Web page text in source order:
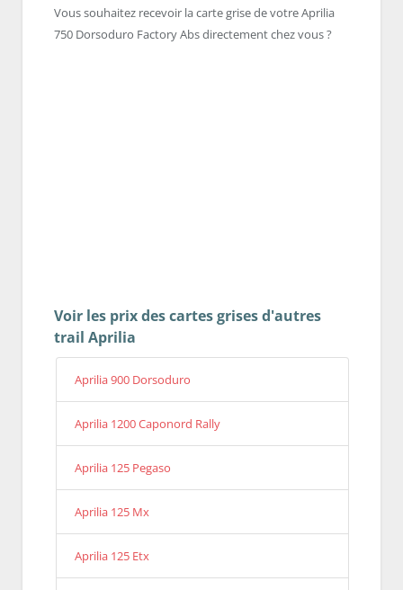
Vous souhaitez recevoir la carte grise de votre Aprilia
750 Dorsoduro Factory Abs directement chez vous ?
Voir les prix des cartes grises d'autres
trail Aprilia
Aprilia 900 Dorsoduro
Aprilia 1200 Caponord Rally
Aprilia 125 Pegaso
Aprilia 125 Mx
Aprilia 125 Etx